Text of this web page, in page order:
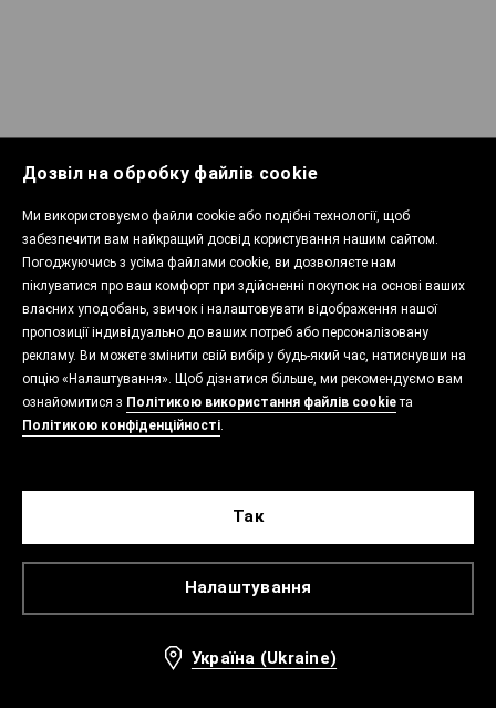
Дозвіл на обробку файлів cookie
Ми використовуємо файли cookie або подібні технології, щоб
забезпечити вам найкращий досвід користування нашим сайтом.
Погоджуючись з усіма файлами cookie, ви дозволяєте нам
піклуватися про ваш комфорт при здійсненні покупок на основі ваших
власних уподобань, звичок і налаштовувати відображення нашої
пропозиції індивідуально до ваших потреб або персоналізовану
рекламу. Ви можете змінити свій вибір у будь-який час, натиснувши на
опцію «Налаштування». Щоб дізнатися більше, ми рекомендуємо вам
ознайомитися з Політикою використання файлів cookieта
Політикою конфіденційності.
Налаштування
Так
Україна (Ukraine)